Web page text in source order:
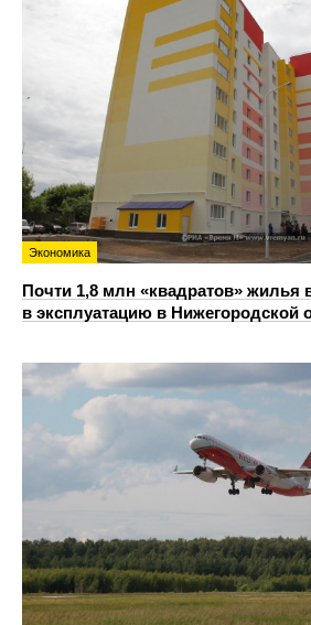
Экономика
Почти 1,8 млн «квадратов» жилья
в эксплуатацию в Нижегородской